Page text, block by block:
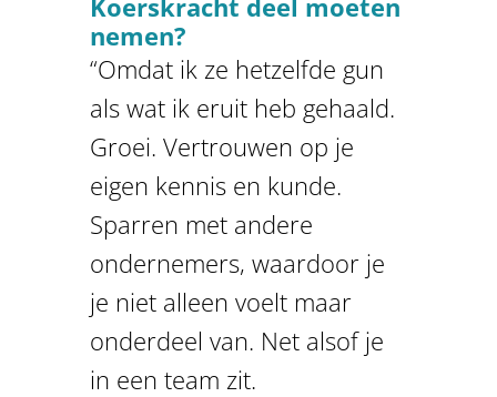
nemen?
“Omdat ik ze hetzelfde gun
als wat ik eruit heb gehaald.
Groei. Vertrouwen op je
eigen kennis en kunde.
Sparren met andere
ondernemers, waardoor je
je niet alleen voelt maar
onderdeel van. Net alsof je
in een team zit.